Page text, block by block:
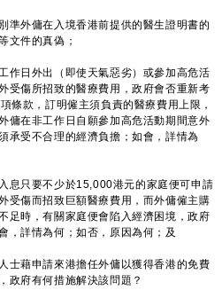
準外傭在入境香港前提供的醫生證明書的
文件的真偽；
作日外出（即使天氣惡劣）或參加高危活
受傷所招致的醫療費用，政府會否重新考
條款，訂明僱主須負責的醫療費用上限，
傭在非工作日自願參加高危活動期間意外
承受不合理的經濟負擔；如會，詳情為
息只要不少於15,000港元的家庭便可申請
受傷而招致巨額醫療費用，而外傭僱主購
足時，有關家庭便會陷入經濟困境，政府
，詳情為何；如否，原因為何；及
士藉申請來港擔任外傭以獲得香港的免費
政府有何措施解決該問題？